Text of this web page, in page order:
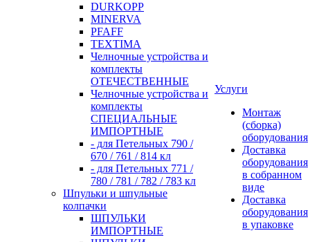
DURKOPP
MINERVA
PFAFF
TEXTIMA
Челночные устройства и
комплекты
ОТЕЧЕСТВЕННЫЕ
Челночные устройства и
комплекты
СПЕЦИАЛЬНЫЕ
ИМПОРТНЫЕ
- для Петельных 790 /
670 / 761 / 814 кл
- для Петельных 771 /
780 / 781 / 782 / 783 кл
Шпульки и шпульные
колпачки
ШПУЛЬКИ
ИМПОРТНЫЕ
Услуги
Монтаж
(сборка)
оборудования
Доставка
оборудования
в собранном
виде
Доставка
оборудования
в упаковке